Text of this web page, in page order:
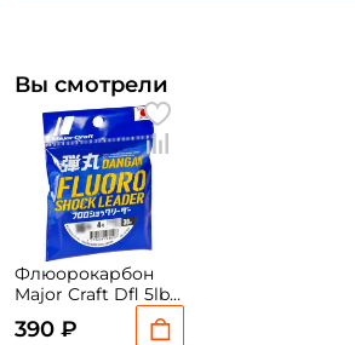
Вы смотрели
Флюорокарбон
Major Craft Dfl 5lb
390 ₽